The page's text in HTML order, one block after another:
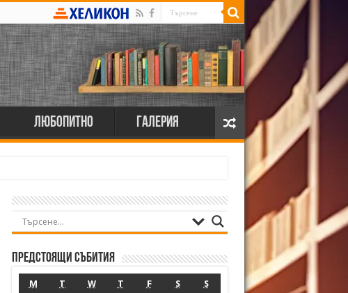
Любопитно Галерия
Предстоящи събития
M T W T F S S